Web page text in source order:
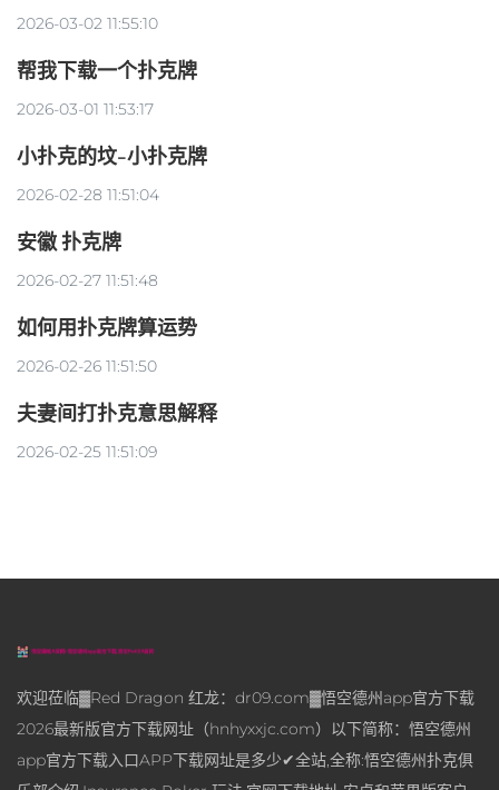
2026-03-02 11:55:10
帮我下载一个扑克牌
2026-03-01 11:53:17
小扑克的坟-小扑克牌
2026-02-28 11:51:04
安徽 扑克牌
2026-02-27 11:51:48
如何用扑克牌算运势
2026-02-26 11:51:50
夫妻间打扑克意思解释
2026-02-25 11:51:09
欢迎莅临▓Red Dragon 红龙：dr09.com▓悟空德州app官方下载
2026最新版官方下载网址（hnhyxxjc.com）以下简称：悟空德州
app官方下载入口APP下载网址是多少✔全站,全称:悟空德州扑克俱